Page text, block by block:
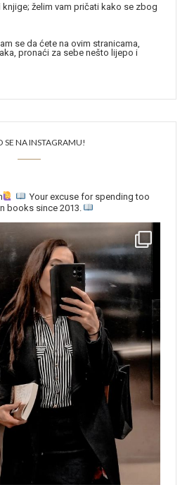
knjige; želim vam pričati kako se zbog
se da ćete na ovim stranicama,
pronaći za sebe nešto lijepo i
SE NA INSTAGRAMU!
Your excuse for spending too
books since 2013.